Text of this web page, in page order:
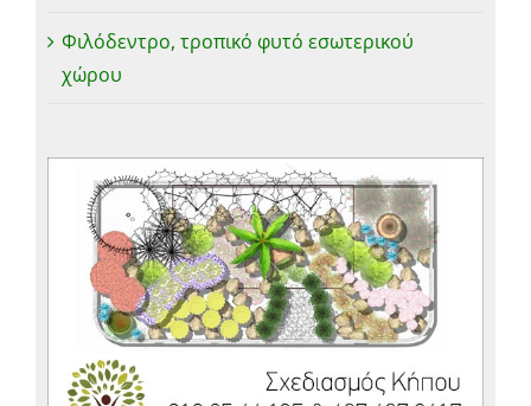
Φιλόδεντρο, τροπικό φυτό εσωτερικού
χώρου